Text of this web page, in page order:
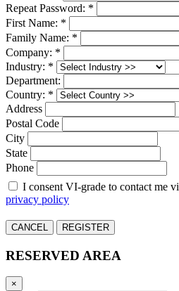
Repeat Password: *
First Name: *
Family Name: *
Company: *
Industry: *
Department:
Country: *
Address
Postal Code
City
State
Phone
I consent VI-grade to contact me
privacy policy
CANCEL REGISTER
RESERVED AREA
×